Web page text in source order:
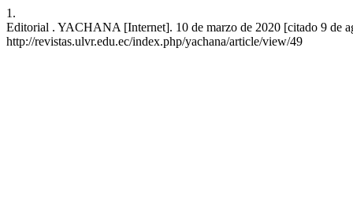
1.
Editorial . YACHANA [Internet]. 10 de marzo de 2020 [citado 9 de
http://revistas.ulvr.edu.ec/index.php/yachana/article/view/49